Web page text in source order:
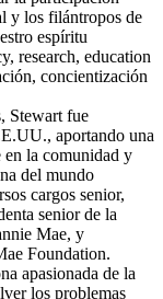
y los filántropos de
espíritu
research, education
concientización
Stewart fue
aportando una
en la comunidad y
del mundo
cargos senior,
senior de la
Mae, y
Foundation.
apasionada de la
los problemas